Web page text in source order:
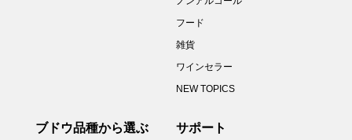
フード
雑貨
ワインセラー
NEW TOPICS
ブドウ品種から選ぶ サポート